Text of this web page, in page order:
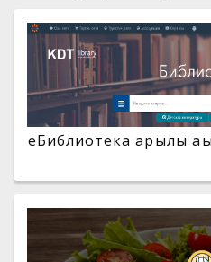
eБиблиотека арқылы